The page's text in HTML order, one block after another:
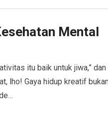
Mental
itu baik untuk jiwa,” dan
lho! Gaya hidup kreatif